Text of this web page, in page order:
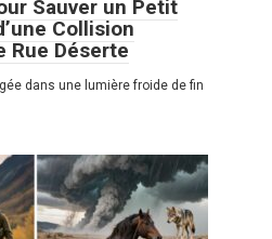
Sauver un Petit
Collision
Rue Déserte
dans une lumière froide de fin